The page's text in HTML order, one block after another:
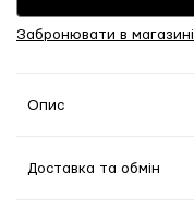
Забронювати в магазині
Опис
Доставка та обмін